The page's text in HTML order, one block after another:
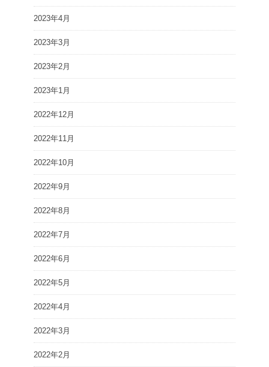
2023年4月
2023年3月
2023年2月
2023年1月
2022年12月
2022年11月
2022年10月
2022年9月
2022年8月
2022年7月
2022年6月
2022年5月
2022年4月
2022年3月
2022年2月